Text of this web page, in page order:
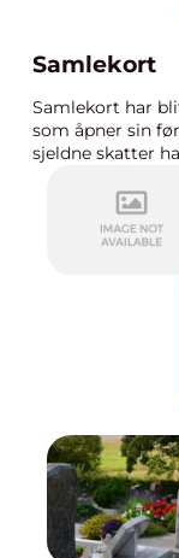
Samlekort
Samlekort har
som åpner sin
sjeldne skatter